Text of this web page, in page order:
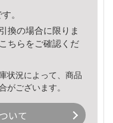
。
換の場合に限りま
こちら をご確認くだ
状況によって、商品
がございます。
いて